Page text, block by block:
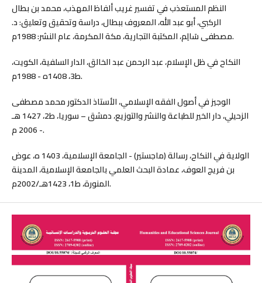
النظم المستعذب في تفسير غريب ألفاظ المهذب، محمد بن بطال
الركبي، أبو عبد الله، المعروف ببطال، دراسة وتحقيق وتعليق: د.
مصطفى سَالِم، المكتبة التجارية، مكة المكرمة، عام النشر: 1988م.
النكاح في ظل الإسلام، عبد الرحمن عبد الخالق، الدار السلفية، الكويت،
ط3، 1408ه - 1988م.
الوجيز في أصول الفقه الإسلامي، الأستاذ الدكتور محمد مصطفى
الزحيلي، دار الخير للطباعة والنشر والتوزيع، دمشق – سوريا، ط2، 1427 هـ
- 2006 م.
الولاية في النكاح، رسالة (ماجستير) - الجامعة الإسلامية، 1403 ه، عوض
بن فريج العوف، عمادة البحث العلمي بالجامعة الإسلامية، المدينة
المنورة، ط1، 1423هـ/2002م.